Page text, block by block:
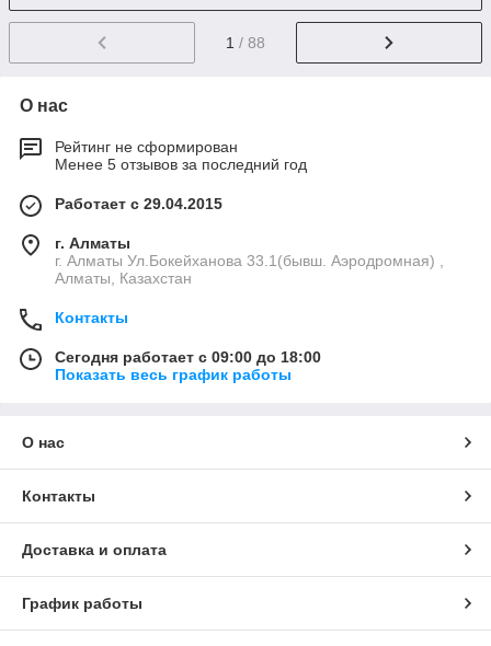
1 / 88
О нас
Рейтинг не сформирован
Менее 5 отзывов за последний год
Работает с 29.04.2015
г. Алматы
г. Алматы Ул.Бокейханова 33.1(бывш. Аэродромная) ,
Алматы, Казахстан
Контакты
Сегодня работает с 09:00 до 18:00
Показать весь график работы
О нас
Контакты
Доставка и оплата
График работы